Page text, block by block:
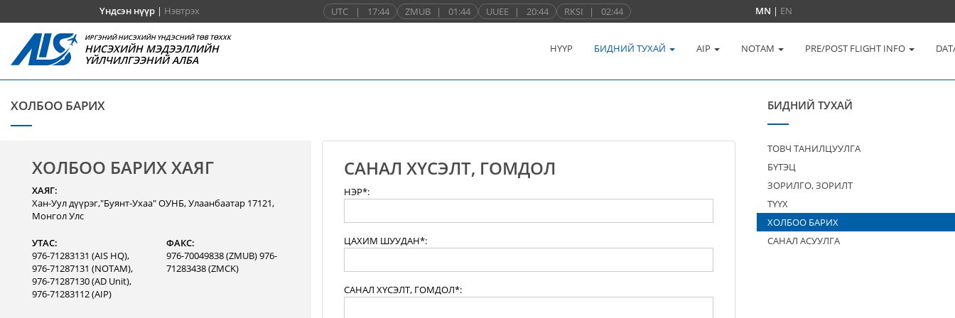
Үндсэн нүүр| Нэвтрэх UTC | 17:44 ZMUB | 01:44 UUEE | 20:44 RKSI | 02:44 MN | EN
ИРГЭНИЙ НИСЭХИЙН ҮНДЭСНИЙ ТӨВ ТӨХХК
НИСЭХИЙН МЭДЭЭЛЛИЙН
ҮЙЛЧИЛГЭЭНИЙ АЛБА
НҮҮР БИДНИЙ ТУХАЙ AIP NOTAM PRE/POST FLIGHT INFO
ХОЛБОО БАРИХ
ХОЛБОО БАРИХ ХАЯГ
ХАЯГ:
Хан-Уул дүүрэг,"Буянт-Ухаа" ОУНБ, Улаанбаатар 17121,
Монгол Улс
УТАС:
976-71283131 (AIS HQ),
976-71287131 (NOTAM),
976-71287130 (AD Unit),
976-71283112 (AIP)
ФАКС:
976-70049838 (ZMUB) 976-
71283438 (ZMCK)
САНАЛ ХҮСЭЛТ, ГОМДОЛ
НЭР*:
ЦАХИМ ШУУДАН*:
САНАЛ ХҮСЭЛТ, ГОМДОЛ*:
БИДНИЙ ТУХАЙ
ТОВЧ ТАНИЛЦУУЛГА
БҮТЭЦ
ЗОРИЛГО, ЗОРИЛТ
ТҮҮХ
ХОЛБОО БАРИХ
САНАЛ АСУУЛГА